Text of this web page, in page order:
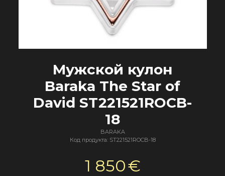
Мужской кулон
Baraka The Star of
David ST221521ROCB-
18
BARAKA
Код продукта: ST221521ROCB-18
1 850€